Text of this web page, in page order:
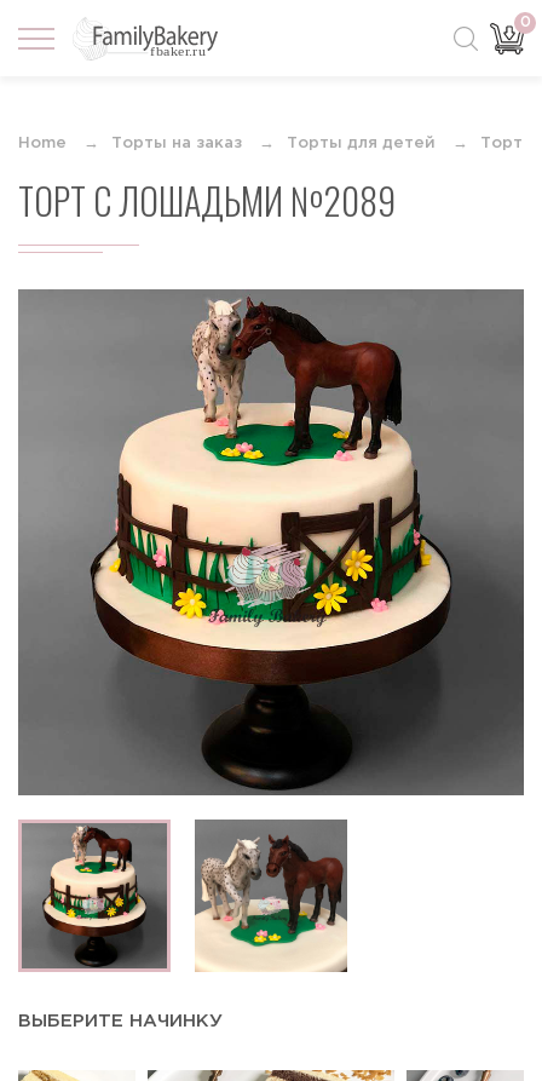
0
Home Торты на заказ Торты для детей Торты
ТОРТ С ЛОШАДЬМИ №2089
ВЫБЕРИТЕ НАЧИНКУ